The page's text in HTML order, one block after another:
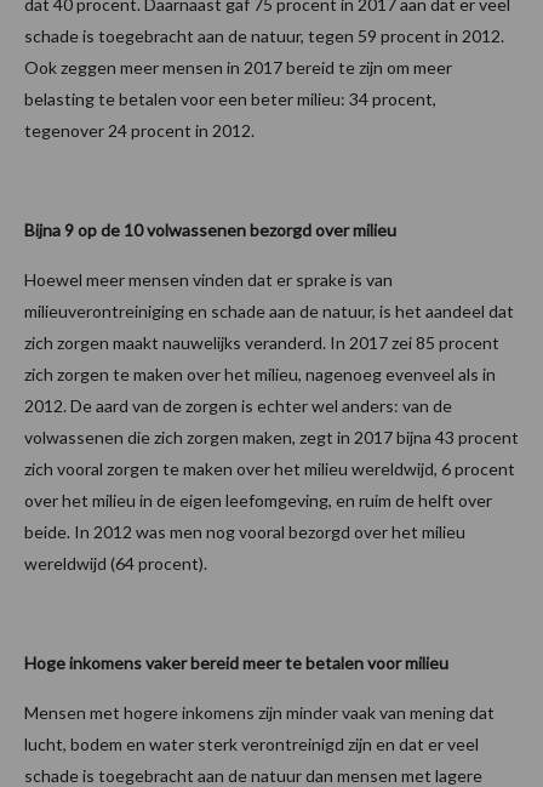
schade is toegebracht aan de natuur, tegen 59 procent in 2012.
Ook zeggen meer mensen in 2017 bereid te zijn om meer
belasting te betalen voor een beter milieu: 34 procent,
tegenover 24 procent in 2012.
Bijna 9 op de 10 volwassenen bezorgd over milieu
Hoewel meer mensen vinden dat er sprake is van
milieuverontreiniging en schade aan de natuur, is het aandeel dat
zich zorgen maakt nauwelijks veranderd. In 2017 zei 85 procent
zich zorgen te maken over het milieu, nagenoeg evenveel als in
2012. De aard van de zorgen is echter wel anders: van de
volwassenen die zich zorgen maken, zegt in 2017 bijna 43 procent
zich vooral zorgen te maken over het milieu wereldwijd, 6 procent
over het milieu in de eigen leefomgeving, en ruim de helft over
beide. In 2012 was men nog vooral bezorgd over het milieu
wereldwijd (64 procent).
Hoge inkomens vaker bereid meer te betalen voor milieu
Mensen met hogere inkomens zijn minder vaak van mening dat
lucht, bodem en water sterk verontreinigd zijn en dat er veel
schade is toegebracht aan de natuur dan mensen met lagere